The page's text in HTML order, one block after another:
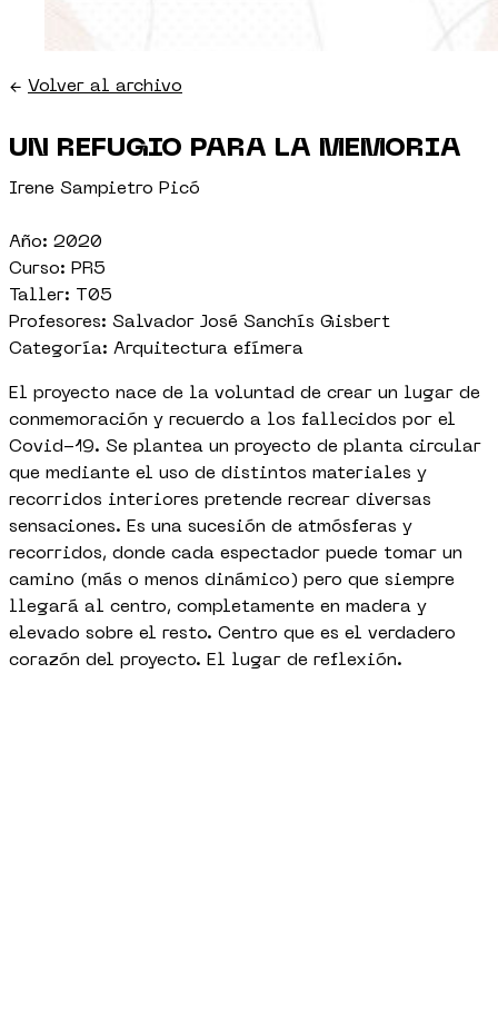
← Volver al archivo
UN REFUGIO PARA LA MEMORIA
Irene Sampietro Picó
Año: 2020
Curso: PR5
Taller: T05
Profesores: Salvador José Sanchís Gisbert
Categoría: Arquitectura efímera
El proyecto nace de la voluntad de crear un lugar de
conmemoración y recuerdo a los fallecidos por el
Covid-19. Se plantea un proyecto de planta circular
que mediante el uso de distintos materiales y
recorridos interiores pretende recrear diversas
sensaciones. Es una sucesión de atmósferas y
recorridos, donde cada espectador puede tomar un
camino (más o menos dinámico) pero que siempre
llegará al centro, completamente en madera y
elevado sobre el resto. Centro que es el verdadero
corazón del proyecto. El lugar de reflexión.